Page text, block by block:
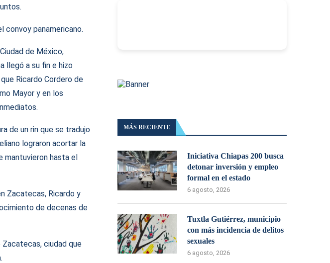
convoy panamericano.
de México,
llegó a su fin e hizo
Ricardo Cordero de
Mayor y en los
de un rin que se tradujo
lograron acortar la
mantuvieron hasta el
Zacatecas, Ricardo y
de decenas de
ciudad que
MÁS RECIENTE
Iniciativa Chiapas 200 busca
detonar inversión y empleo
formal en el estado
6 agosto, 2026
Tuxtla Gutiérrez, municipio
con más incidencia de delitos
sexuales
6 agosto, 2026